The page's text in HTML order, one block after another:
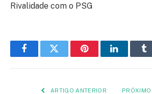
Rivalidade com o PSG
FacebookTwitter PinterestLinkedIn
ARTIGO ANTERIOR